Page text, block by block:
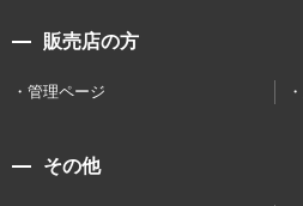
販売店の方
管理ページ
その他